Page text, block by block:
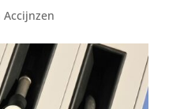
Accijnzen